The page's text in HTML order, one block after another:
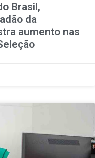
Brasil,
da
aumento nas